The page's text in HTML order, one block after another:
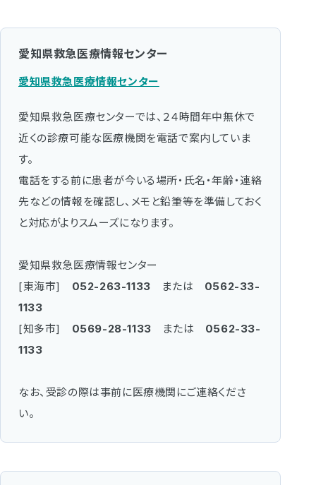
愛知県救急医療情報センター
愛知県救急医療情報センター
愛知県救急医療センターでは、２４時間年中無休で
近くの診療可能な医療機関を電話で案内していま
す。
電話をする前に患者が今いる場所・氏名・年齢・連絡
先などの情報を確認し、メモと鉛筆等を準備しておく
と対応がよりスムーズになります。
愛知県救急医療情報センター
[東海市] 052-263-1133 または 0562-33-
1133
[知多市] 0569-28-1133 または 0562-33-
1133
なお、受診の際は事前に医療機関にご連絡くださ
い。